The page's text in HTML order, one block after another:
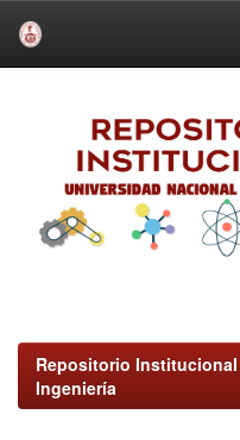
Repositorio
Ingeniería